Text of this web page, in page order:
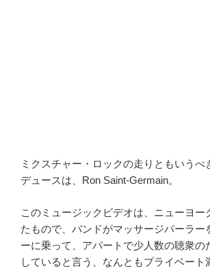
ミクスチャー・ロックの走りともいうべ
デュースは、Ron Saint-Germain。
このミュージックビデオは、ニューヨー
たもので、バンドがマッサージパーラー
ーに乗って、アパートで少人数の聴衆の
していると言う、なんともプライベート